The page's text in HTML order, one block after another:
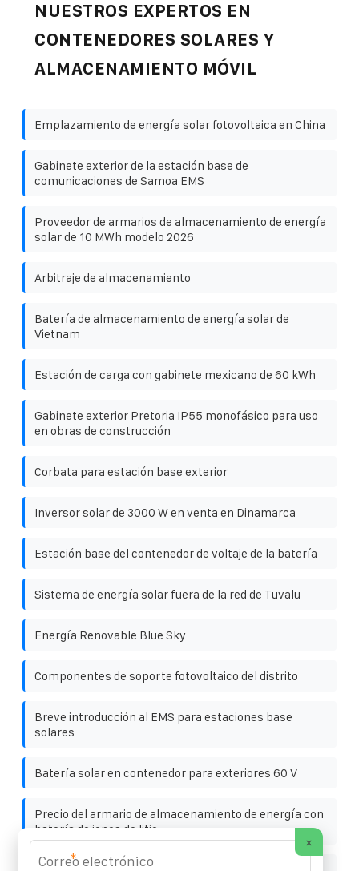
NUESTROS EXPERTOS EN
CONTENEDORES SOLARES Y
ALMACENAMIENTO MÓVIL
Emplazamiento de energía solar fotovoltaica en China
Gabinete exterior de la estación base de
comunicaciones de Samoa EMS
Proveedor de armarios de almacenamiento de energía
solar de 10 MWh modelo 2026
Arbitraje de almacenamiento
Batería de almacenamiento de energía solar de
Vietnam
Estación de carga con gabinete mexicano de 60 kWh
Gabinete exterior Pretoria IP55 monofásico para uso
en obras de construcción
Corbata para estación base exterior
Inversor solar de 3000 W en venta en Dinamarca
Estación base del contenedor de voltaje de la batería
Sistema de energía solar fuera de la red de Tuvalu
Energía Renovable Blue Sky
Componentes de soporte fotovoltaico del distrito
Breve introducción al EMS para estaciones base
solares
Batería solar en contenedor para exteriores 60 V
Precio del armario de almacenamiento de energía con
batería de iones de litio
×
*